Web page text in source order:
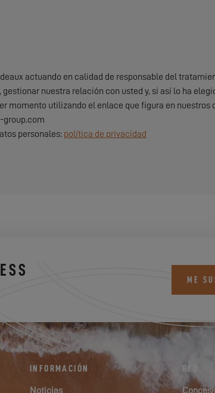
actuando en calidad de responsable del
nuestra relación con usted y, si así lo ha
momento utilizando el enlace que figura en nuestros
group.com
personales: política de privacidad
ME
INFORMACIÓN
Noticias
RED